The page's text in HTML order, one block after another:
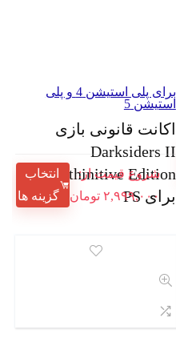
برای پلی استیشن 4 و پلی
استیشن 5
اکانت قانونی بازی
Darksiders II
Deathinitive Edition
برای PS
شروع قیمت از:
۲,۹۹۹,۰۰۰ تومان
انتخاب
گزینه ها